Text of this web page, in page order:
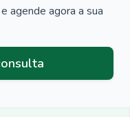
agende agora a sua